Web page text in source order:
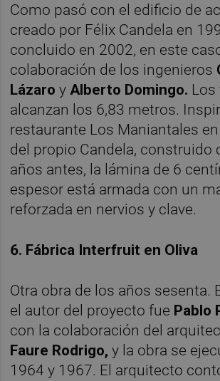
Como pasó con el edificio de
creado por Félix Candela en
concluido en 2002, en este
colaboración de los ingenieros
LázaroyAlberto Domingo. Los
alcanzan los 6,83 metros.
restaurante Los Maniantales
del propio Candela, construido
años antes, la lámina de 6
espesor está armada con un
reforzada en nervios y clave.
6. Fábrica Interfruit en Oliva
Otra obra de los años sesenta.
el autor del proyecto fue Pablo
con la colaboración del
Faure Rodrigo,y la obra se
1964 y 1967. El arquitecto